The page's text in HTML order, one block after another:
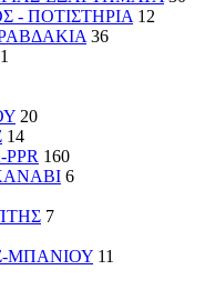
- ΠΟΤΙΣΤΗΡΙΑ 12
36
20
14
160
6
7
ΜΠΑΝΙΟΥ 11